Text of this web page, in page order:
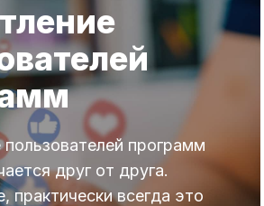
пользователей программ
друг от друга.
практически всегда это